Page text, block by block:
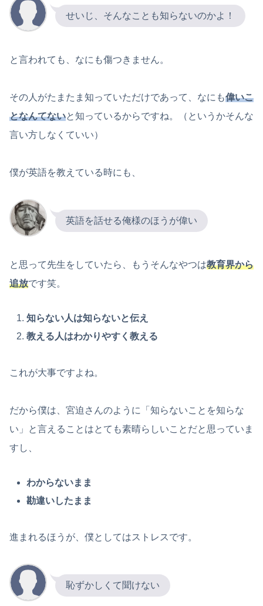
せいじ、そんなことも知らないのかよ！
と言われても、なにも傷つきません。
その人がたまたま知っていただけであって、なにも偉いこ
となんてないと知っているからですね。（というかそんな
言い方しなくていい）
僕が英語を教えている時にも、
英語を話せる俺様のほうが偉い
と思って先生をしていたら、もうそんなやつは教育界から
追放です笑。
知らない人は知らないと伝え
教える人はわかりやすく教える
これが大事ですよね。
だから僕は、宮迫さんのように「知らないことを知らな
い」と言えることはとても素晴らしいことだと思っていま
すし、
わからないまま
勘違いしたまま
進まれるほうが、僕としてはストレスです。
恥ずかしくて聞けない